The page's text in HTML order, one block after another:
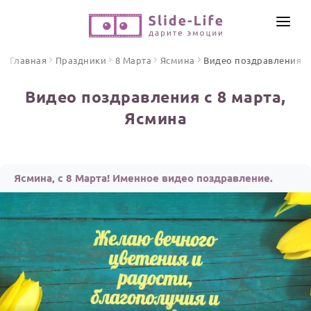
Открытки
Стихи и тексты
ПРАЗДНИКИ
С Днем рождения
Юбилей
ИНСТРУМЕНТЫ
ОТЗЫВЫ
Главная Праздники 8 Марта Ясмина Видео поздравления
Видео поздравления с 8 марта,
Ясмина
Ясмина, с 8 Марта! Именное видео поздравление.